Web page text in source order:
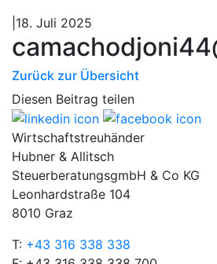
|18. Juli 2025
Zurück zur Übersicht
Diesen Beitrag teilen
Wirtschaftstreuhänder
Hubner & Allitsch
SteuerberatungsgmbH & Co KG
Leonhardstraße 104
8010 Graz
T: +43 316 338 338